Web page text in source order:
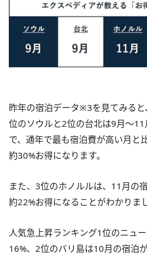
昨年の宿泊データ※3を見てみる
位のソウルと2位の台北は9月～
で、通年で最も宿泊費が高い月と
約30%お得になります。
また、3位のホノルルは、11月の
約22%お得になることがわかりまし
人気急上昇ランキング1位のニュ
16%、2位のバリ島は10月の宿泊